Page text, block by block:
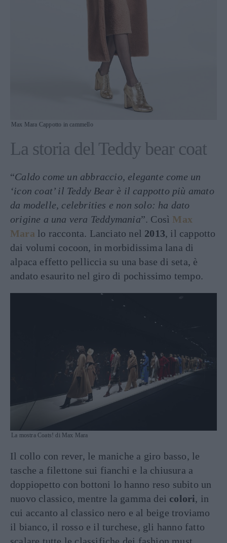
Max Mara Cappotto in cammello
La storia del Teddy bear coat
“Caldo come un abbraccio, elegante come un
‘icon coat’ il Teddy Bear è il cappotto più amato
da modelle, celebrities e non solo: ha dato
origine a una vera Teddymania”. Così Max
Mara lo racconta. Lanciato nel 2013, il cappotto
dai volumi cocoon, in morbidissima lana di
alpaca effetto pelliccia su una base di seta, è
andato esaurito nel giro di pochissimo tempo.
La mostra Coats! di Max Mara
Il collo con rever, le maniche a giro basso, le
tasche a filettone sui fianchi e la chiusura a
doppiopetto con bottoni lo hanno reso subito un
nuovo classico, mentre la gamma dei colori, in
cui accanto al classico nero e al beige troviamo
il bianco, il rosso e il turchese, gli hanno fatto